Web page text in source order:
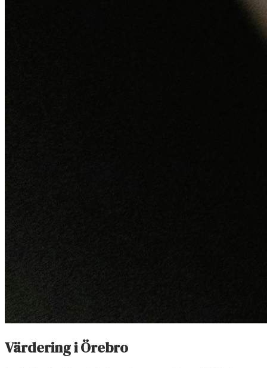
Värdering iÖrebro